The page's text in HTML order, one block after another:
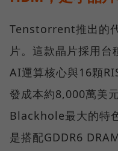
Tenstorrent推出的
片。這款晶片採用
AI運算核心與16顆
發成本約8,000萬美
Blackhole最大的特
是搭配GDDR6